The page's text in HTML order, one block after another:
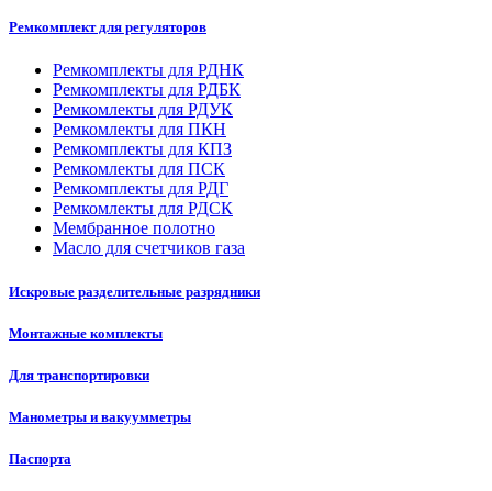
Ремкомплект для регуляторов
Ремкомплекты для РДНК
Ремкомплекты для РДБК
Ремкомлекты для РДУК
Ремкомлекты для ПКН
Ремкомплекты для КПЗ
Ремкомлекты для ПСК
Ремкомплекты для РДГ
Ремкомлекты для РДСК
Мембранное полотно
Масло для счетчиков газа
Искровые разделительные разрядники
Монтажные комплекты
Для транспортировки
Манометры и вакуумметры
Паспорта